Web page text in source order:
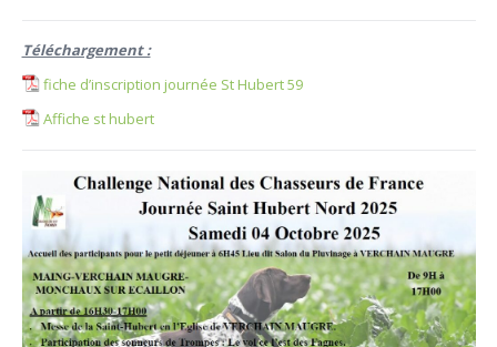
Téléchargement :
fiche d’inscription journée St Hubert 59
Affiche st hubert